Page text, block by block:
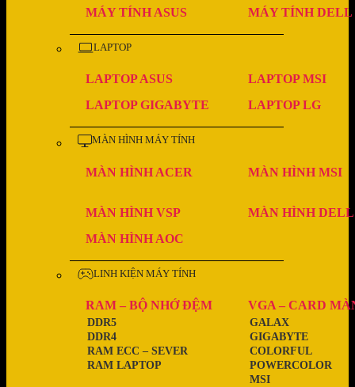
MÁY TÍNH ASUS MÁY TÍNH DELL
LAPTOP
LAPTOP ASUS
LAPTOP MSI
LAPTOP GIGABYTE
LAPTOP LG
MÀN HÌNH MÁY TÍNH
MÀN HÌNH ACER MÀN HÌNH MSI
MÀN HÌNH VSP
MÀN HÌNH DELL
MÀN HÌNH AOC
LINH KIỆN MÁY TÍNH
RAM – BỘ NHỚ ĐỆM
RAM LAPTOP
RAM ECC – SEVER
DDR4
DDR5
VGA – CARD
MSI
POWERCOLOR
COLORFUL
GIGABYTE
GALAX